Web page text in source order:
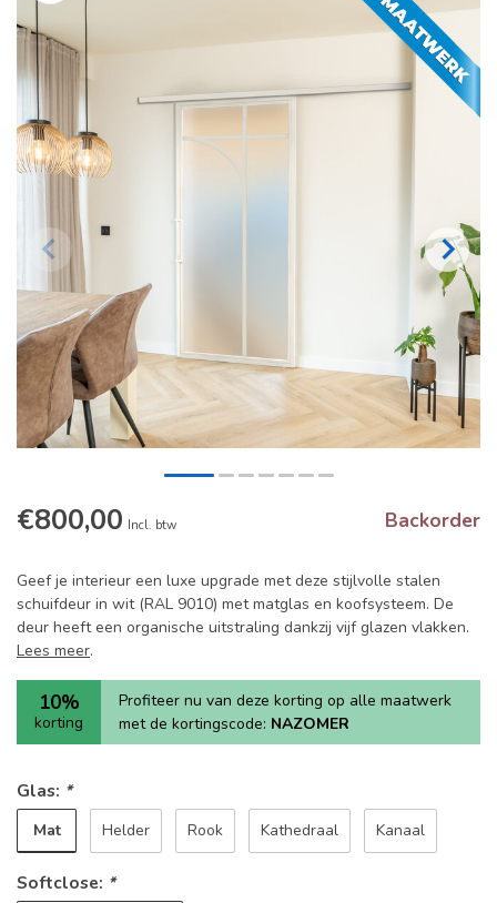
€800,00 Incl. btw Backorder
Geef je interieur een luxe upgrade met deze stijlvolle stalen
schuifdeur in wit (RAL 9010) met matglas en koofsysteem. De
deur heeft een organische uitstraling dankzij vijf glazen vlakken.
Lees meer.
10%
korting
Profiteer nu van deze korting op alle maatwerk
met de kortingscode: NAZOMER
Glas: *
Mat Helder Rook Kathedraal Kanaal
Softclose: *